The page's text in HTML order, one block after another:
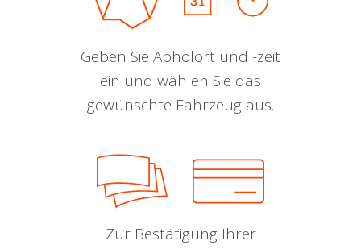
Geben Sie Abholort und -zeit
ein und wählen Sie das
gewünschte Fahrzeug aus.
Zur Bestätigung Ihrer